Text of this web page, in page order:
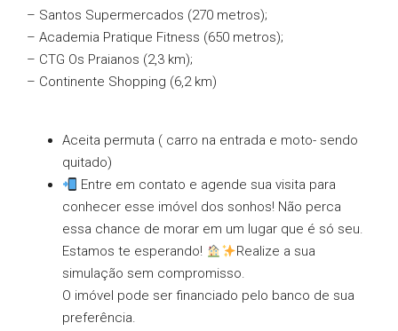
– Santos Supermercados (270 metros);
– Academia Pratique Fitness (650 metros);
– CTG Os Praianos (2,3 km);
– Continente Shopping (6,2 km)
Aceita permuta ( carro na entrada e moto- sendo
quitado)
Entre em contato e agende sua visita para
conhecer esse imóvel dos sonhos! Não perca
essa chance de morar em um lugar que é só seu.
Estamos te esperando!
Realize a sua
simulação sem compromisso.
O imóvel pode ser financiado pelo banco de sua
preferência.